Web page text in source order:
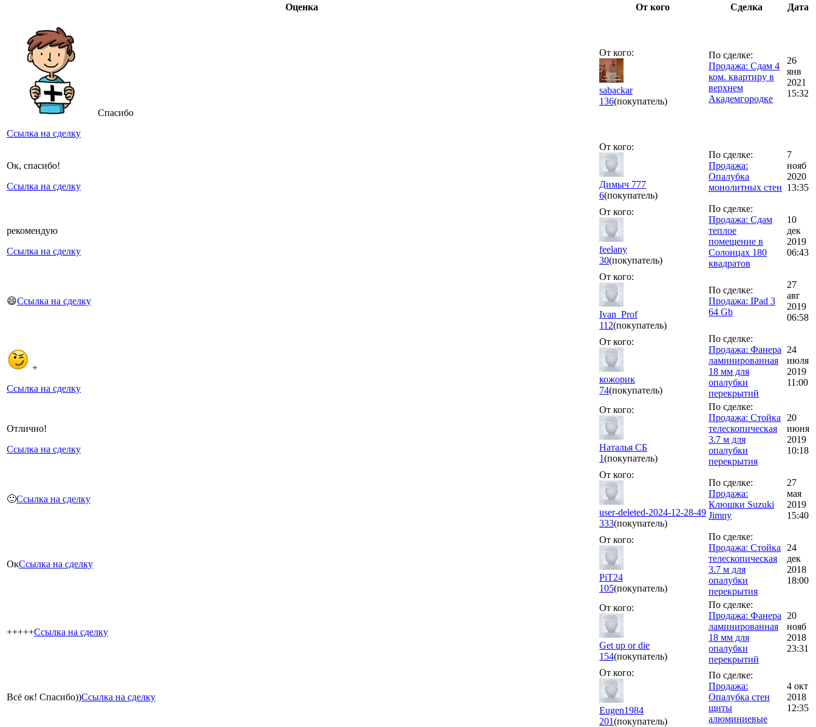
Оценка
От кого Сделка Дата
Спасибо
Ссылка на сделку
От кого:
sabackar
136(покупатель)
По сделке:
Продажа: Сдам 4
ком. квартиру в
верхнем
Академгородке
26
янв
2021
15:32
Ок, спасибо!
Ссылка на сделку
От кого:
Димыч 777
6(покупатель)
По сделке:
Продажа:
Опалубка
монолитных стен
7
нояб
2020
13:35
рекомендую
Ссылка на сделку
От кого:
feelany
30(покупатель)
По сделке:
Продажа: Сдам
теплое
помещение в
Солонцах 180
квадратов
10
дек
2019
06:43
😄Ссылка на сделку
От кого:
Ivan_Prof
112(покупатель)
По сделке:
Продажа: IPad 3
64 Gb
27
авг
2019
06:58
+
Ссылка на сделку
От кого:
кожорик
74(покупатель)
По сделке:
Продажа: Фанера
ламинированная
18 мм для
опалубки
перекрытий
24
июля
2019
11:00
Отлично!
Ссылка на сделку
От кого:
Наталья СБ
1(покупатель)
По сделке:
Продажа: Стойка
телескопическая
3.7 м для
опалубки
перекрытия
20
июня
2019
10:18
🙂Ссылка на сделку
От кого:
user-deleted-2024-12-28-49
333(покупатель)
По сделке:
Продажа:
Клюшки Suzuki
Jimny
27
мая
2019
15:40
ОкСсылка на сделку
От кого:
PiT24
105(покупатель)
По сделке:
Продажа: Стойка
телескопическая
3.7 м для
опалубки
перекрытия
24
дек
2018
18:00
+++++Ссылка на сделку
От кого:
Get up or die
154(покупатель)
По сделке:
Продажа: Фанера
ламинированная
18 мм для
опалубки
перекрытий
20
нояб
2018
23:31
Всё ок! Спасибо))Ссылка на сделку
От кого:
Eugen1984
201(покупатель)
По сделке:
Продажа:
Опалубка стен
щиты
алюминиевые
4 окт
2018
12:35